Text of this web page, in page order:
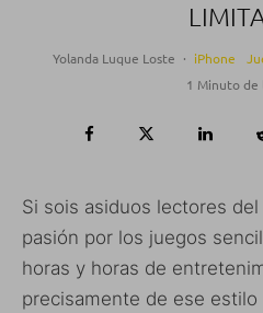
Yolanda Luque Loste · iPhone
1 Minuto de
Si sois asiduos lectores
pasión por los juegos
horas y horas de
precisamente de ese